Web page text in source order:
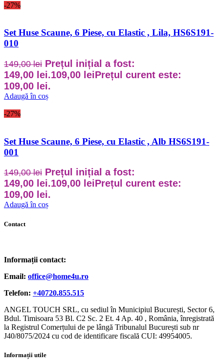
-27%
Set Huse Scaune, 6 Piese, cu Elastic , Lila, HS6S191-
010
149,00lei Prețul inițial a fost:
149,00 lei.109,00 leiPrețul curent este:
109,00 lei.
Adaugă în coș
-27%
Set Huse Scaune, 6 Piese, cu Elastic , Alb HS6S191-
001
149,00lei Prețul inițial a fost:
149,00 lei.109,00 leiPrețul curent este:
109,00 lei.
Adaugă în coș
Contact
Informații contact:
Email: office@home4u.ro
Telefon: +40720.855.515
ANGEL TOUCH SRL, cu sediul în Municipiul București, Sector 6,
Bdul. Timisoara 53 Bl. C2 Sc. 2 Et. 4 Ap. 40 , România, înregistrată
la Registrul Comerțului de pe lângă Tribunalul București sub nr
J40/8075/2024 cu cod de identificare fiscală CUI: 49954005.
Informații utile